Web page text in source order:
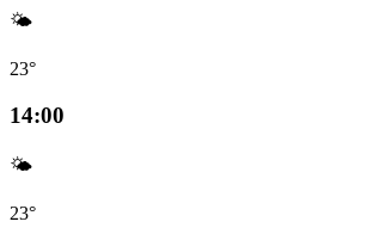
🌤️
23°
14:00
🌤️
23°